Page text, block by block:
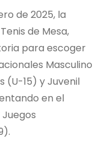
de 2025, la
de Mesa,
para escoger
Masculino
(U-15) y Juvenil
en el